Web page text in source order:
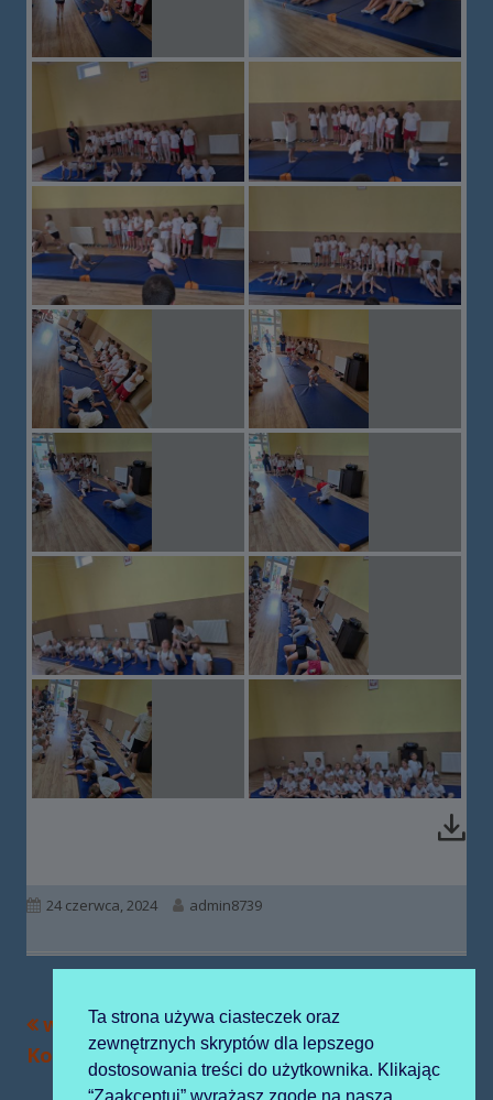
Opublikowano
24 czerwca, 2024 Autor
admin8739
Nawigacja
wpisu
Poprzedni
artykół
w Alpakowej
Kotlinie
Następny
artykół:
Msza na zakończenie
roku przedszkolnego
Ta strona używa ciasteczek oraz
zewnętrznych skryptów dla lepszego
dostosowania treści do użytkownika. Klikając